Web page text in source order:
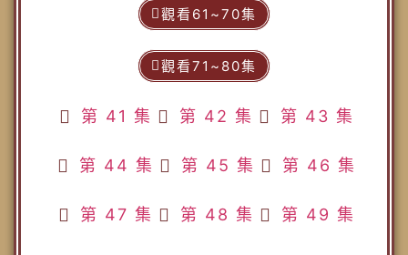
觀看61~70集
觀看71~80集
第 41 集 第 42 集 第 43 集
第 44 集 第 45 集 第 46 集
第 47 集 第 48 集 第 49 集